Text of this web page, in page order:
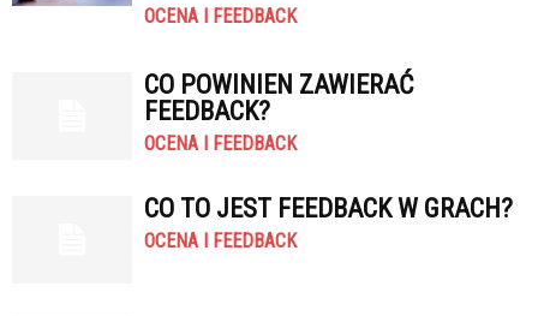
OCENA I FEEDBACK
CO POWINIEN ZAWIERAĆ
FEEDBACK?
OCENA I FEEDBACK
CO TO JEST FEEDBACK W GRACH?
OCENA I FEEDBACK